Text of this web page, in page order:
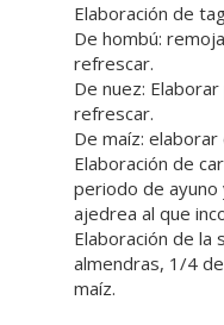
Elaboración de
De hombú:
refrescar.
De nuez:
refrescar.
De maíz:
Elaboración de
periodo de ayuno
ajedrea al que
Elaboración de la
almendras, 1/4
maíz.